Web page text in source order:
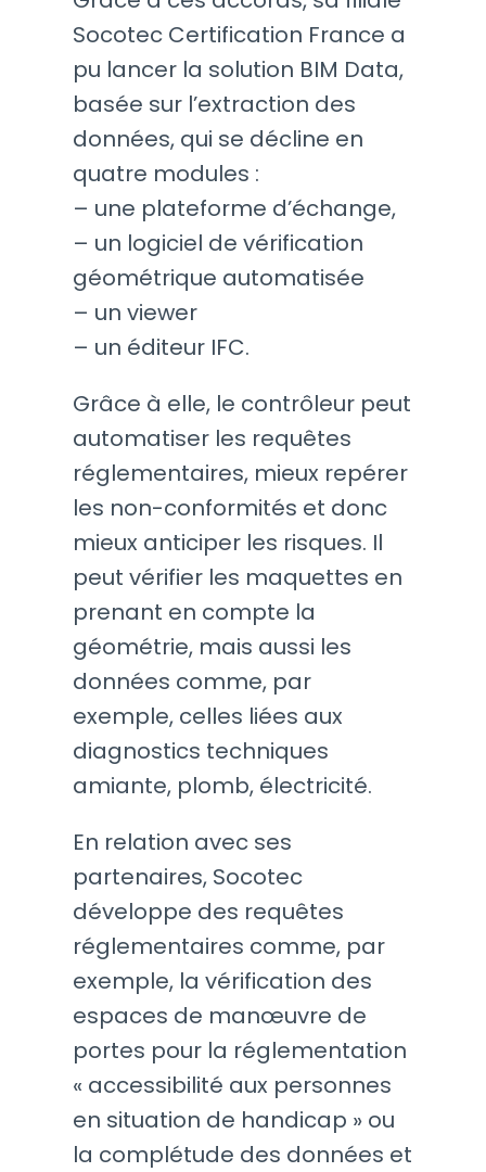
Socotec Certification France a
pu lancer la solution BIM Data,
basée sur l’extraction des
données, qui se décline en
quatre modules :
– une plateforme d’échange,
– un logiciel de vérification
géométrique automatisée
– un viewer
– un éditeur IFC.
Grâce à elle, le contrôleur peut
automatiser les requêtes
réglementaires, mieux repérer
les non-conformités et donc
mieux anticiper les risques. Il
peut vérifier les maquettes en
prenant en compte la
géométrie, mais aussi les
données comme, par
exemple, celles liées aux
diagnostics techniques
amiante, plomb, électricité.
En relation avec ses
partenaires, Socotec
développe des requêtes
réglementaires comme, par
exemple, la vérification des
espaces de manœuvre de
portes pour la réglementation
« accessibilité aux personnes
en situation de handicap » ou
la complétude des données et